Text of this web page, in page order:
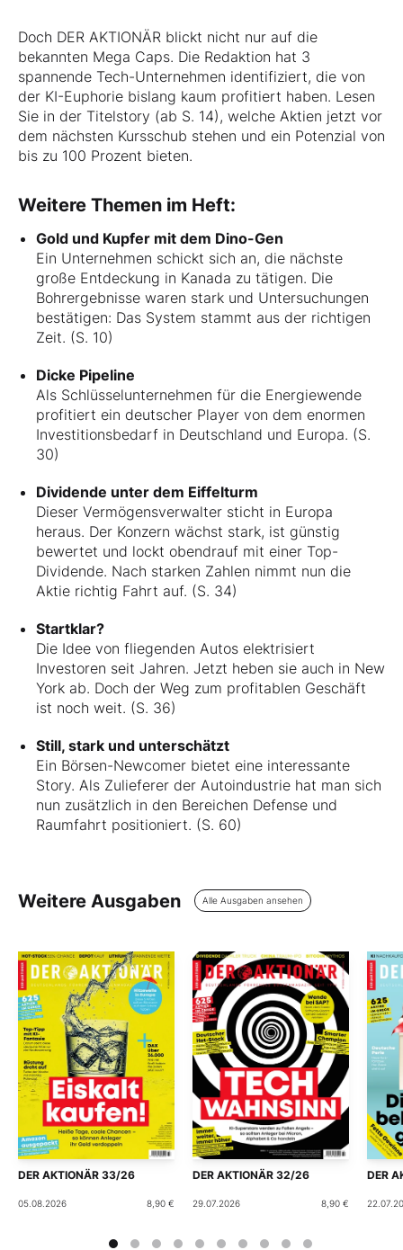
Doch DER AKTIONÄR blickt nicht nur auf die
bekannten Mega Caps. Die Redaktion hat 3
spannende Tech-Unternehmen identifiziert, die von
der KI-Euphorie bislang kaum profitiert haben. Lesen
Sie in der Titelstory (ab S. 14), welche Aktien jetzt vor
dem nächsten Kursschub stehen und ein Potenzial von
bis zu 100 Prozent bieten.
Weitere Themen im Heft:
Gold und Kupfer mit dem Dino-Gen
Ein Unternehmen schickt sich an, die nächste
große Entdeckung in Kanada zu tätigen. Die
Bohrergebnisse waren stark und Untersuchungen
bestätigen: Das System stammt aus der richtigen
Zeit. (S. 10)
Dicke Pipeline
Als Schlüsselunternehmen für die Energiewende
profitiert ein deutscher Player von dem enormen
Investitionsbedarf in Deutschland und Europa. (S.
30)
Dividende unter dem Eiffelturm
Dieser Vermögensverwalter sticht in Europa
heraus. Der Konzern wächst stark, ist günstig
bewertet und lockt obendrauf mit einer Top-
Dividende. Nach starken Zahlen nimmt nun die
Aktie richtig Fahrt auf. (S. 34)
Startklar?
Die Idee von fliegenden Autos elektrisiert
Investoren seit Jahren. Jetzt heben sie auch in New
York ab. Doch der Weg zum profitablen Geschäft
ist noch weit. (S. 36)
Still, stark und unterschätzt
Ein Börsen-Newcomer bietet eine interessante
Story. Als Zulieferer der Autoindustrie hat man sich
nun zusätzlich in den Bereichen Defense und
Raumfahrt positioniert. (S. 60)
Weitere Ausgaben Alle Ausgaben ansehen
DER AKTIONÄR 33/26
05.08.2026 8,90 €
DER AKTIONÄR 32/26
29.07.2026 8,90 €
DER